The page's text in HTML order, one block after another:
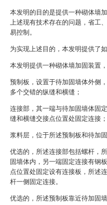
本发明的目的是提供一种砌体墙
上述现有技术存在的问题，省工
易控制。
为实现上述目的，本发明提供了
本发明提供一种砌体墙加固装置，
预制板，设置于待加固墙体外侧
多个交错的纵缝和横缝；
连接部，其一端与待加固墙体固
缝和横缝交接点位置处固定连接；
浆料层，位于所述预制板和待加固
优选的，所述连接部包括螺杆，
固墙体内，另一端固定连接有钢
点位置处固定设有连接板，所述
杆一侧固定连接。
优选的，所述预制板靠近待加固